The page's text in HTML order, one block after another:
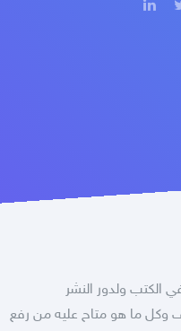
الكتب ولدور النشر
وكل ما هو متاح عليه من رفع